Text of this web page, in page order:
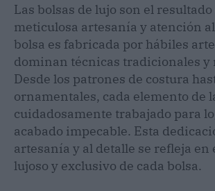
Las bolsas de lujo son el
meticulosa artesanía y atención
bolsa es fabricada por hábiles
dominan técnicas tradicionales y
Desde los patrones de costura
ornamentales, cada elemento de
cuidadosamente trabajado para
acabado impecable. Esta
artesanía y al detalle se refleja en
lujoso y exclusivo de cada bolsa.